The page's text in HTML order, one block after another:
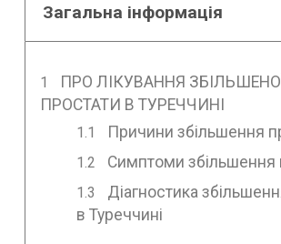
Загальна інформація
ПРО ЛІКУВАННЯ
ПРОСТАТИ В ТУРЕЧЧИНІ
Причини збільшення
Симптоми збільшення
Діагностика
в Туреччині